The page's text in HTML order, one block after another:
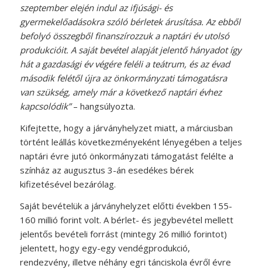
szeptember elején indul az ifjúsági- és
gyermekelőadásokra szóló bérletek árusítása. Az ebből
befolyó összegből finanszírozzuk a naptári év utolsó
produkcióit. A saját bevétel alapját jelentő hányadot így
hát a gazdasági év végére feléli a teátrum, és az évad
második felétől újra az önkormányzati támogatásra
van szükség, amely már a következő naptári évhez
kapcsolódik”– hangsúlyozta.
Kifejtette, hogy a járványhelyzet miatt, a márciusban
történt leállás következményeként lényegében a teljes
naptári évre jutó önkormányzati támogatást felélte a
színház az augusztus 3-án esedékes bérek
kifizetésével bezárólag.
Saját bevételük a járványhelyzet előtti években 155-
160 millió forint volt. A bérlet- és jegybevétel mellett
jelentős bevételi forrást (mintegy 26 millió forintot)
jelentett, hogy egy-egy vendégprodukció,
rendezvény, illetve néhány egri tánciskola évről évre